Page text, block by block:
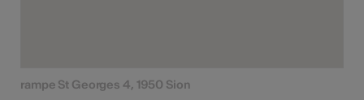
rampe St Georges 4, 1950 Sion